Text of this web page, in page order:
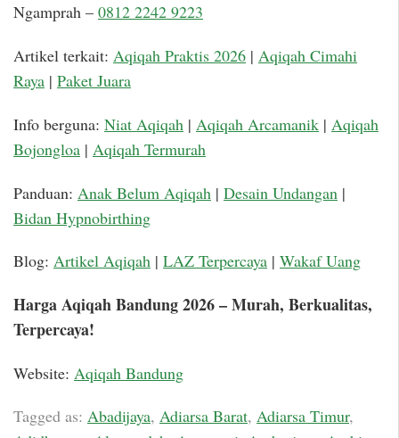
Ngamprah – 0812 2242 9223
Artikel terkait: Aqiqah Praktis 2026 | Aqiqah Cimahi
Raya | Paket Juara
Info berguna: Niat Aqiqah | Aqiqah Arcamanik | Aqiqah
Bojongloa | Aqiqah Termurah
Panduan: Anak Belum Aqiqah | Desain Undangan |
Bidan Hypnobirthing
Blog: Artikel Aqiqah | LAZ Terpercaya | Wakaf Uang
Harga Aqiqah Bandung 2026 – Murah, Berkualitas,
Terpercaya!
Website: Aqiqah Bandung
Tagged as: Abadijaya, Adiarsa Barat, Adiarsa Timur,